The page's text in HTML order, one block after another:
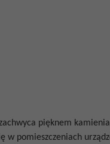
pięknem
w pomieszczeniach